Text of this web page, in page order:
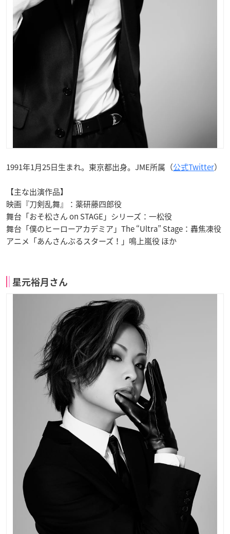
1991年1月25日生まれ。東京都出身。JME所属（公式Twitter）
【主な出演作品】
映画『刀剣乱舞』：薬研藤四郎役
舞台「おそ松さん on STAGE」シリーズ：一松役
舞台「僕のヒーローアカデミア」The “Ultra” Stage：轟焦凍役
アニメ「あんさんぶるスターズ！」鳴上嵐役 ほか
星元裕月さん